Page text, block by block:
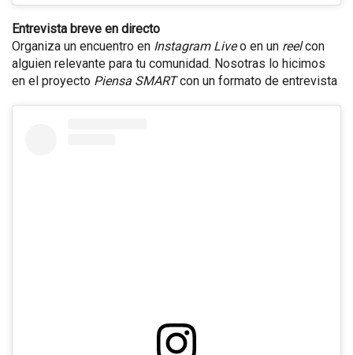
Entrevista breve en directo
Organiza un encuentro en Instagram Liveo en un reelcon
alguien relevante para tu comunidad. Nosotras lo hicimos
en el proyecto Piensa SMARTcon un formato de entrevista